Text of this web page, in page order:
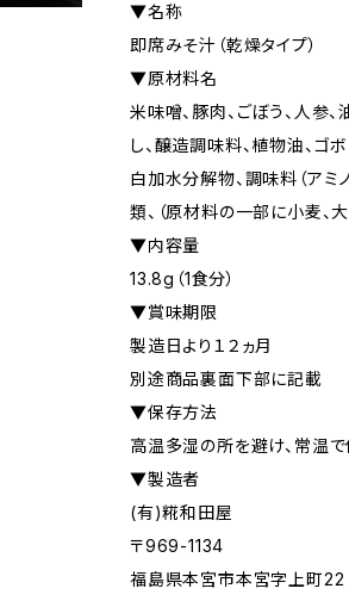
▼名称
即席みそ汁（乾燥タイプ）
▼原材料名
米味噌、豚肉、ごぼう、人参
し、醸造調味料、植物油、ゴ
白加水分解物、調味料（アミ
類、（原材料の一部に小麦、
▼内容量
13.8g（1食分）
▼賞味期限
製造日より１２ヵ月
別途商品裏面下部に記載
▼保存方法
高温多湿の所を避け、常温で
▼製造者
(有)糀和田屋
〒969-1134
福島県本宮市本宮字上町22